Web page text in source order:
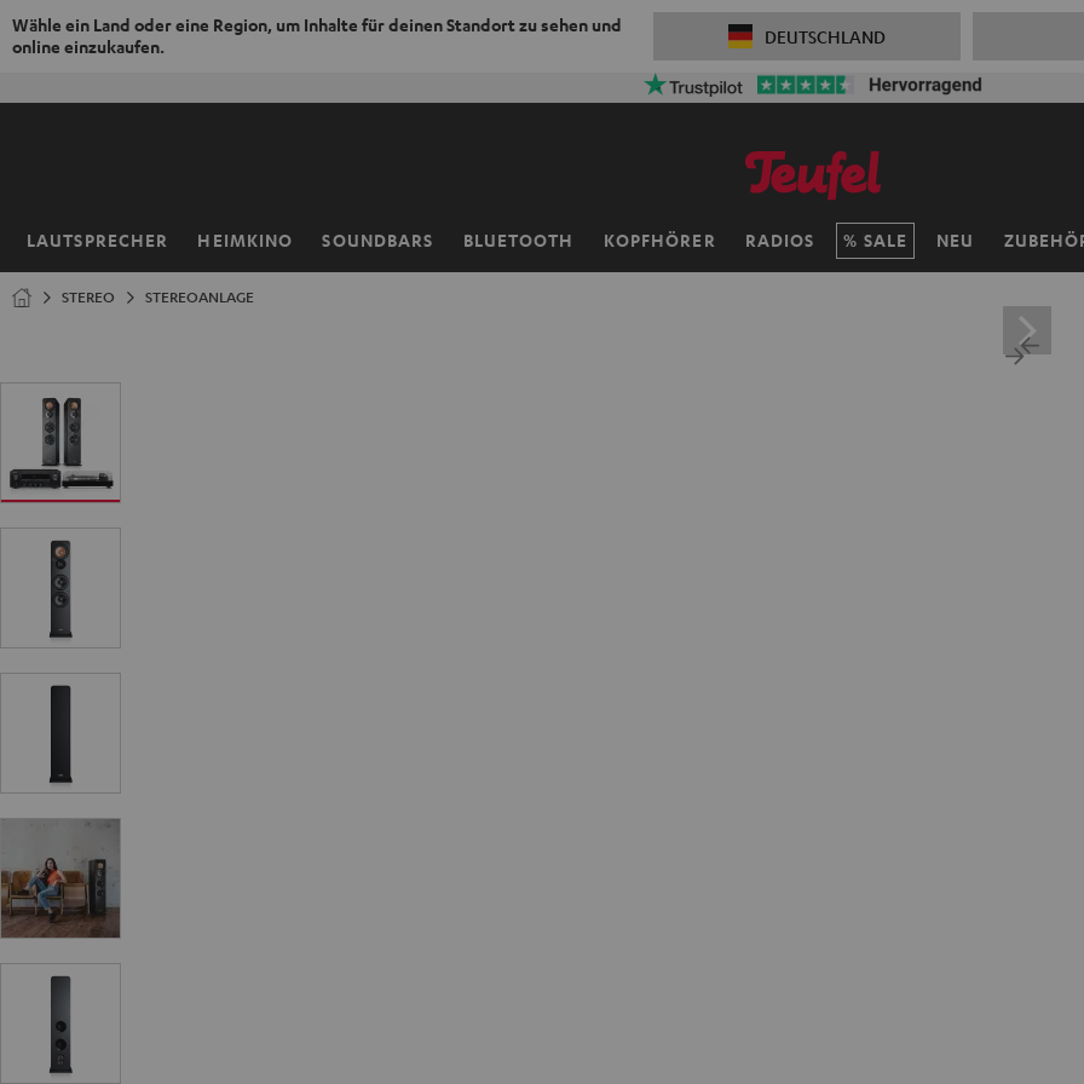
Wähle ein Land oder eine Region, um Inhalte für deinen Standort zu sehen und
online einzukaufen.
DEUTSCHLAND
LAUTSPRECHER HEIMKINO SOUNDBARS BLUETOOTH KOPFHÖRER RADIOS SALE NEU
Startseite
STEREO STEREOANLAGE